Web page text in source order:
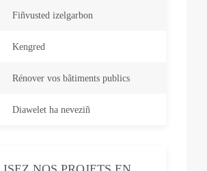
Fiñvusted izelgarbon
Kengred
Rénover vos bâtiments publics
Diawelet ha neveziñ